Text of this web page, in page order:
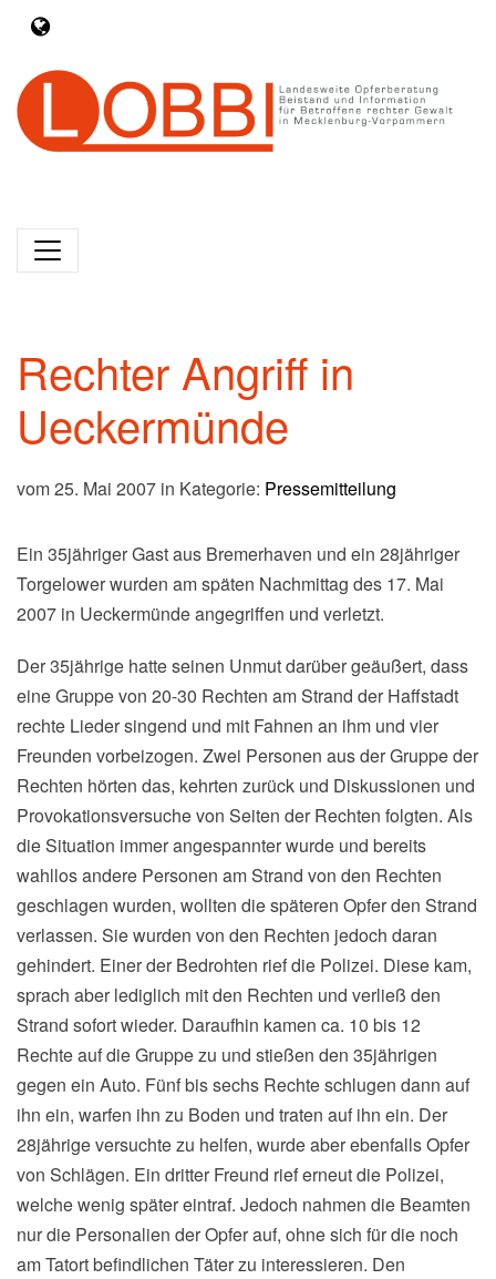
Rechter Angriff in
Ueckermünde
vom 25. Mai 2007 in Kategorie: Pressemitteilung
Ein 35jähriger Gast aus Bremerhaven und ein 28jähriger
Torgelower wurden am späten Nachmittag des 17. Mai
2007 in Ueckermünde angegriffen und verletzt.
Der 35jährige hatte seinen Unmut darüber geäußert, dass
eine Gruppe von 20-30 Rechten am Strand der Haffstadt
rechte Lieder singend und mit Fahnen an ihm und vier
Freunden vorbeizogen. Zwei Personen aus der Gruppe der
Rechten hörten das, kehrten zurück und Diskussionen und
Provokationsversuche von Seiten der Rechten folgten. Als
die Situation immer angespannter wurde und bereits
wahllos andere Personen am Strand von den Rechten
geschlagen wurden, wollten die späteren Opfer den Strand
verlassen. Sie wurden von den Rechten jedoch daran
gehindert. Einer der Bedrohten rief die Polizei. Diese kam,
sprach aber lediglich mit den Rechten und verließ den
Strand sofort wieder. Daraufhin kamen ca. 10 bis 12
Rechte auf die Gruppe zu und stießen den 35jährigen
gegen ein Auto. Fünf bis sechs Rechte schlugen dann auf
ihn ein, warfen ihn zu Boden und traten auf ihn ein. Der
28jährige versuchte zu helfen, wurde aber ebenfalls Opfer
von Schlägen. Ein dritter Freund rief erneut die Polizei,
welche wenig später eintraf. Jedoch nahmen die Beamten
nur die Personalien der Opfer auf, ohne sich für die noch
am Tatort befindlichen Täter zu interessieren. Den